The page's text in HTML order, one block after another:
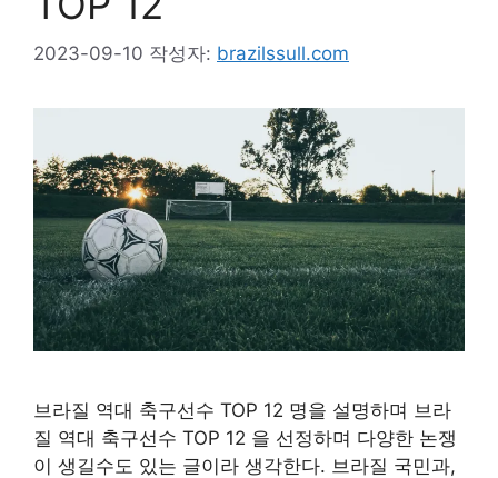
2023-09-10 작성자: brazilssull.com
브라질 역대 축구선수 TOP 12 명을 설명하며 브라
질 역대 축구선수 TOP 12 을 선정하며 다양한 논쟁
이 생길수도 있는 글이라 생각한다. 브라질 국민과,